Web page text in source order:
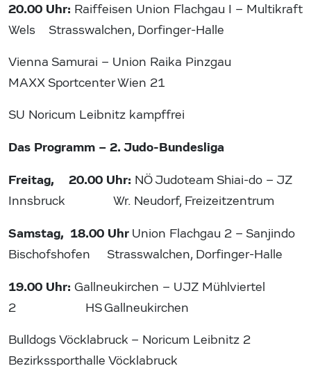
20.00 Uhr: Raiffeisen Union Flachgau I – Multikraft
Wels Strasswalchen, Dorfinger-Halle
Vienna Samurai – Union Raika Pinzgau
MAXX Sportcenter Wien 21
SU Noricum Leibnitz kampffrei
Das Programm – 2. Judo-Bundesliga
Freitag, 20.00 Uhr: NÖ Judoteam Shiai-do – JZ
Innsbruck Wr. Neudorf, Freizeitzentrum
Samstag, 18.00 Uhr Union Flachgau 2 – Sanjindo
Bischofshofen Strasswalchen, Dorfinger-Halle
19.00 Uhr: Gallneukirchen – UJZ Mühlviertel
2 HS Gallneukirchen
Bulldogs Vöcklabruck – Noricum Leibnitz 2
Bezirkssporthalle Vöcklabruck